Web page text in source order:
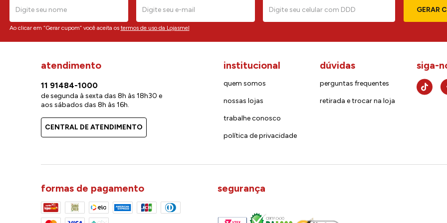
GERAR
Ao clicar em “Gerar cupom” você aceita os termos de uso da Lojasmel
atendimento
11 91484-1000
de segunda à sexta das 8h às 18h30 e
aos sábados das 8h às 16h.
CENTRAL DE ATENDIMENTO
institucional
quem somos
nossas lojas
trabalhe conosco
política de privacidade
dúvidas
perguntas frequentes
retirada e trocar na loja
siga-
formas de pagamento segurança